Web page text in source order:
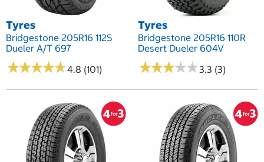
Tyres
Bridgestone 205R16 112S
Dueler A/T 697
★★★★★
★★★★★4.8 (101)
Tyres
Bridgestone 205R16 110R
Desert Dueler 604V
★★★★★
★★★★★3.3 (3)